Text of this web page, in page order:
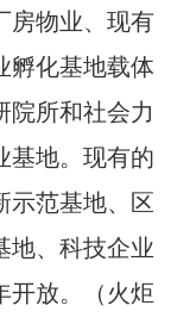
房物业、现有
孵化基地载体
院所和社会力
基地。现有的
示范基地、区
地、科技企业
开放。（火炬